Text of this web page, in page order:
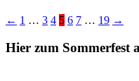
← 1 … 3 4 5 6 7 … 19 →
Hier zum Sommerfest